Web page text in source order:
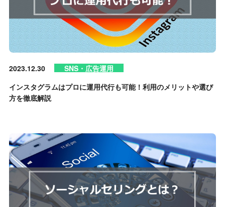
2023.12.30
SNS・広告運用
インスタグラムはプロに運用代行も可能！利用のメリットや選び
方を徹底解説